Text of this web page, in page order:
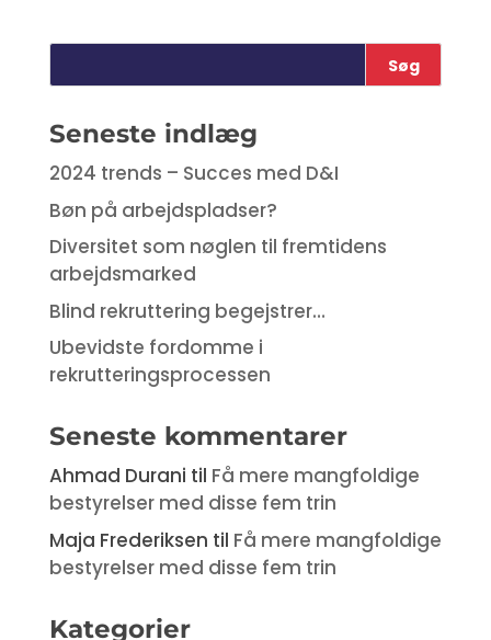
Seneste indlæg
2024 trends – Succes med D&I
Bøn på arbejdspladser?
Diversitet som nøglen til fremtidens
arbejdsmarked
Blind rekruttering begejstrer…
Ubevidste fordomme i
rekrutteringsprocessen
Seneste kommentarer
Ahmad Durani til Få mere mangfoldige
bestyrelser med disse fem trin
Maja Frederiksen til Få mere mangfoldige
bestyrelser med disse fem trin
Kategorier